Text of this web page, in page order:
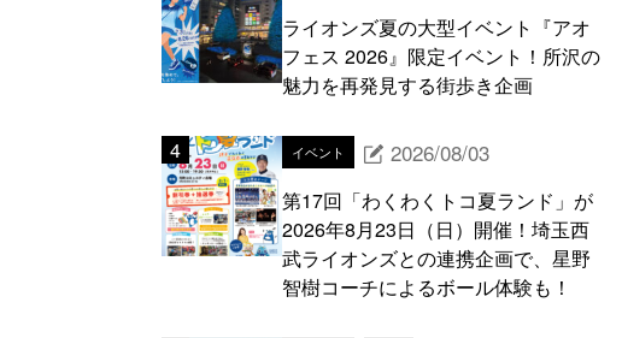
ライオンズ夏の大型イベント『アオ
フェス 2026』限定イベント！所沢の
魅力を再発見する街歩き企画
イベント 2026/08/03
第17回「わくわくトコ夏ランド」が
2026年8月23日（日）開催！埼玉西
武ライオンズとの連携企画で、星野
智樹コーチによるボール体験も！